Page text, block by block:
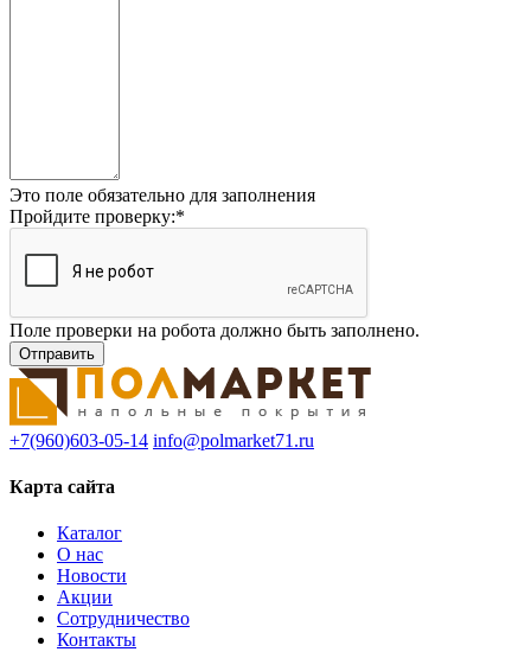
Это поле обязательно для заполнения
Пройдите проверку:*
Поле проверки на робота должно быть заполнено.
+7(960)603-05-14 info@polmarket71.ru
Карта сайта
Каталог
О нас
Новости
Акции
Сотрудничество
Контакты